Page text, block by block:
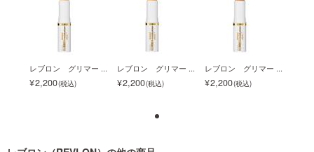
レブロン グリマー ...
2,200
レブロン グリマー ...
2,200
レブロン グリマー ...
2,200